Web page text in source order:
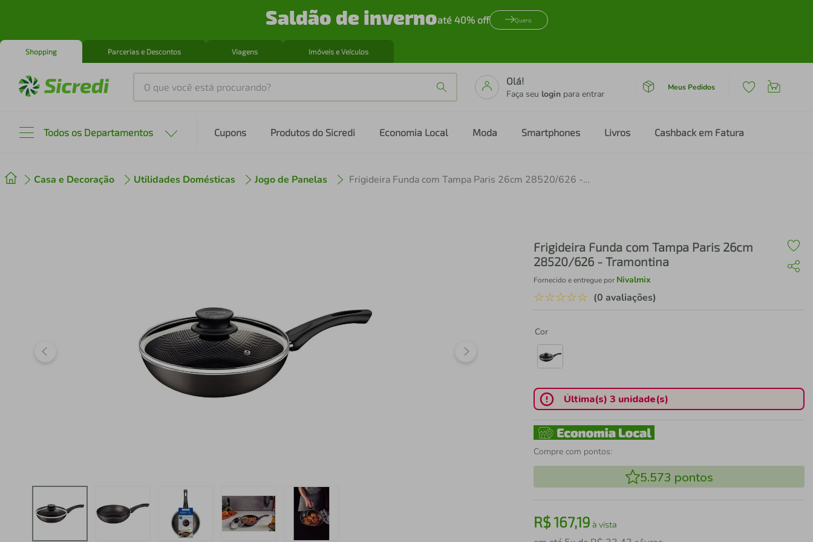
Saldão de invernoaté 40% off Quero
Shopping Parcerias e Descontos Viagens Imóveis e Veículos
O que você está procurando?
Olá!
Faça seu login para entrar
Meus Pedidos
Todos os Departamentos Cupons Produtos do Sicredi Economia Local Moda Smartphones Livros Cashback em Fatura
Casa e Decoração Utilidades Domésticas Jogo de Panelas Frigideira Funda com Tampa Paris 26cm 28520/626 - Tramontina
Frigideira Funda com Tampa Paris 26cm
28520/626 - Tramontina
Fornecido e entregue por Nivalmix
☆☆☆☆☆ (0 avaliações)
Cor
Última(s) 3 unidade(s)
Compre com pontos:
5.573 pontos
R$167,19 à vista
º cafeteira